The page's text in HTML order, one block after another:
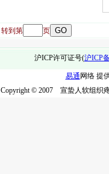
转到第 页
沪ICP许可证号(沪ICP
易通 网络 提
Copyright © 2007 宣蛰人软组织